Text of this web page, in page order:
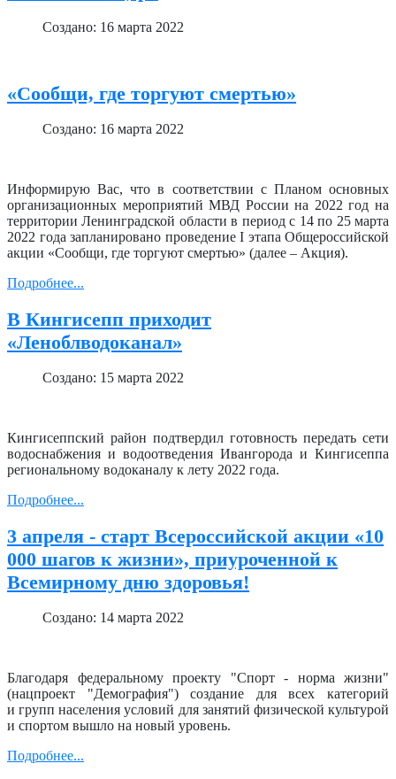
Создано: 16 марта 2022
«Сообщи, где торгуют смертью»
Создано: 16 марта 2022
Информирую Вас, что в соответствии с Планом основных
организационных мероприятий МВД России на 2022 год на
территории Ленинградской области в период с 14 по 25 марта
2022 года запланировано проведение I этапа Общероссийской
акции «Сообщи, где торгуют смертью» (далее – Акция).
Подробнее...
В Кингисепп приходит
«Леноблводоканал»
Создано: 15 марта 2022
Кингисеппский район подтвердил готовность передать сети
водоснабжения и водоотведения Ивангорода и Кингисеппа
региональному водоканалу к лету 2022 года.
Подробнее...
3 апреля - старт Всероссийской акции «10
000 шагов к жизни», приуроченной к
Всемирному дню здоровья!
Создано: 14 марта 2022
Благодаря федеральному проекту "Спорт - норма жизни"
(нацпроект "Демография") создание для всех категорий
и групп населения условий для занятий физической культурой
и спортом вышло на новый уровень.
Подробнее...